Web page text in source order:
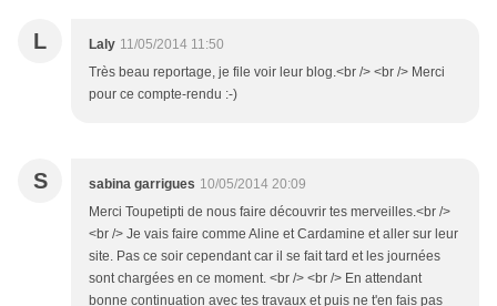
L Laly 11/05/2014 11:50
Très beau reportage, je file voir leur blog.<br /> <br /> Merci
pour ce compte-rendu :-)
S sabina garrigues 10/05/2014 20:09
Merci Toupetipti de nous faire découvrir tes merveilles.<br />
<br /> Je vais faire comme Aline et Cardamine et aller sur leur
site. Pas ce soir cependant car il se fait tard et les journées
sont chargées en ce moment. <br /> <br /> En attendant
bonne continuation avec tes travaux et puis ne t'en fais pas